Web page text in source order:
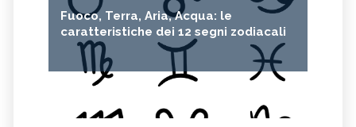
Fuoco, Terra, Aria, Acqua: le
caratteristiche dei 12 segni zodiacali